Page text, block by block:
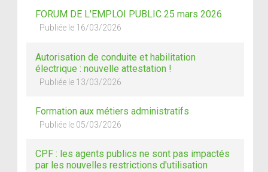
FORUM DE L'EMPLOI PUBLIC 25 mars 2026
Publiée le 16/03/2026
Autorisation de conduite et habilitation
électrique : nouvelle attestation !
Publiée le 13/03/2026
Formation aux métiers administratifs
Publiée le 05/03/2026
CPF : les agents publics ne sont pas impactés
par les nouvelles restrictions d'utilisation